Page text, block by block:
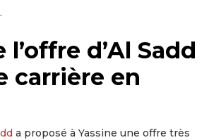
l’offre d’Al Sadd
carrière en
a proposé à Yassine une offre très